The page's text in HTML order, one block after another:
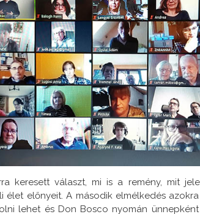
keresett választ, mi is a remény, mit
élet előnyeit. A második elmélkedés
lehet és Don Bosco nyomán